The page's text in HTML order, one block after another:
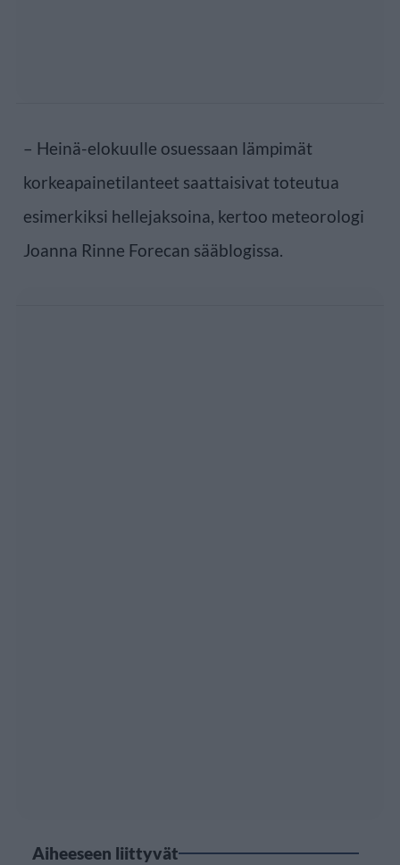
– Heinä-elokuulle osuessaan lämpimät
korkeapainetilanteet saattaisivat toteutua
esimerkiksi hellejaksoina, kertoo meteorologi
Joanna Rinne Forecan sääblogissa.
Aiheeseen liittyvät